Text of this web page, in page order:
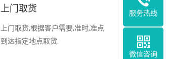
上门取货
上门取货,根据客户需要,准时,准点
到达指定地点取货.
服务热线
微信咨询